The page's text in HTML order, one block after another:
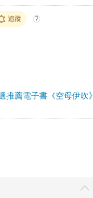
追蹤 ?
推薦電子書《空母伊吹》